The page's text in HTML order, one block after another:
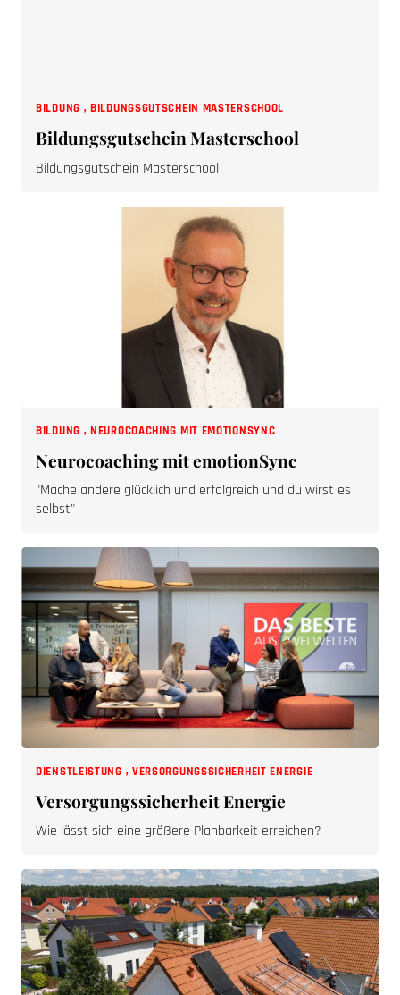
BILDUNG ,BILDUNGSGUTSCHEIN MASTERSCHOOL
Bildungsgutschein Masterschool
Bildungsgutschein Masterschool
BILDUNG ,NEUROCOACHING MIT EMOTIONSYNC
Neurocoaching mit emotionSync
"Mache andere glücklich und erfolgreich und du wirst es
selbst"
DIENSTLEISTUNG , VERSORGUNGSSICHERHEIT ENERGIE
Versorgungssicherheit Energie
Wie lässt sich eine größere Planbarkeit erreichen?